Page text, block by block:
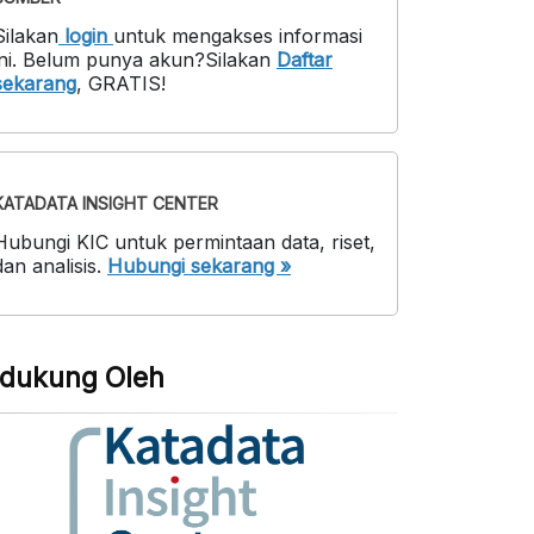
login untuk mengakses informasi
. Belum punya akun?Silakan Daftar
, GRATIS!
INSIGHT CENTER
KIC untuk permintaan data, riset,
analisis. Hubungi sekarang »
Oleh